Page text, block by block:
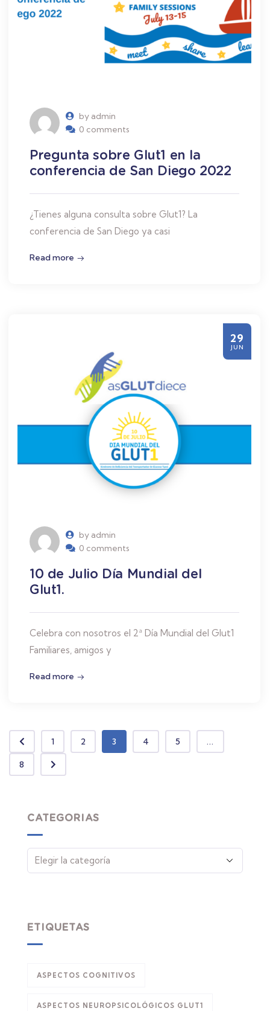
by admin
0 comments
Pregunta sobre Glut1 en la
conferencia de San Diego 2022
¿Tienes alguna consulta sobre Glut1? La
conferencia de San Diego ya casi
Read more
by admin
0 comments
10 de Julio Día Mundial del
Glut1.
Celebra con nosotros el 2ª Día Mundial del Glut1
Familiares, amigos y
Read more
29
JUN
1 2 3 4 5 ...
8
CATEGORIAS
ETIQUETAS
ASPECTOS COGNITIVOS
ASPECTOS NEUROPSICOLÓGICOS GLUT1